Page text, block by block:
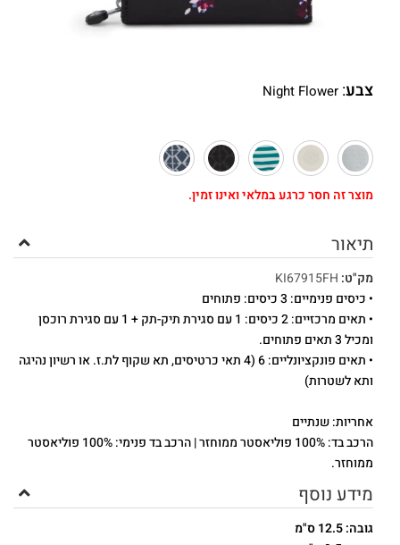
צבע:
Night Flower
מוצר זה חסר כרגע במלאי ואינו זמין.
תיאור
מק"ט: KI67915FH
• כיסים פנימיים: 3 כיסים: פתוחים
• תאים מרכזיים: 2 כיסים: 1 עם סגירת תיק-תק + 1 עם סגירת רוכסן
ומכיל 3 תאים פתוחים.
• תאים פונקציונליים: 6 (4 תאי כרטיסים, תא שקוף לת.ז. או רשיון נהיגה
ותא לשטרות)
אחריות: שנתיים
הרכב בד: 100% פוליאסטר ממוחזר | הרכב בד פנימי: 100% פוליאסטר
ממוחזר.
מידע נוסף
גובה: 12.5 ס"מ